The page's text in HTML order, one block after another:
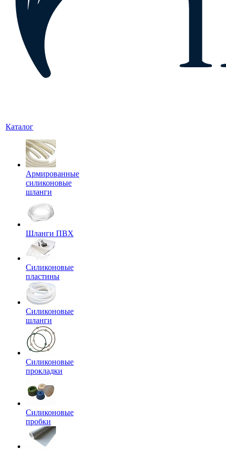
Каталог
Армированные
силиконовые
шланги
Шланги ПВХ
Силиконовые
пластины
Силиконовые
шланги
Силиконовые
прокладки
Силиконовые
пробки